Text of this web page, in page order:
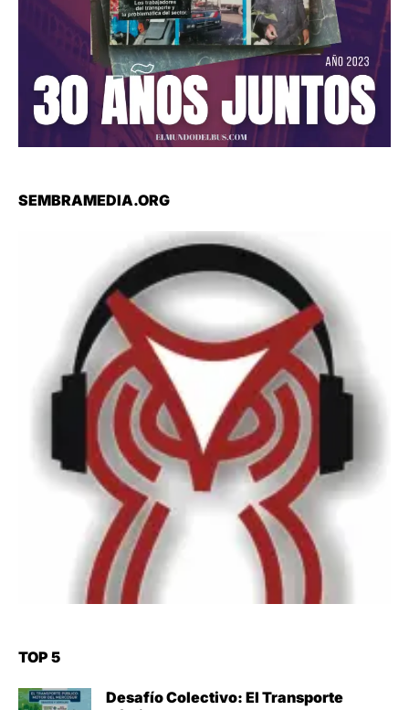
SEMBRAMEDIA.ORG
TOP 5
Desafío Colectivo: El Transporte